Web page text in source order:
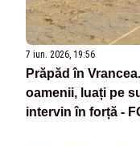
7 iun. 2026, 19:56
Prăpăd în
oamenii, luați pe
intervin în forță -